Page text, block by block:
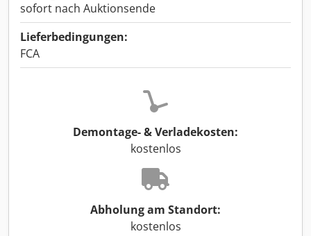
sofort nach Auktionsende
Lieferbedingungen:
FCA
Demontage- & Verladekosten:
kostenlos
Abholung am Standort:
kostenlos